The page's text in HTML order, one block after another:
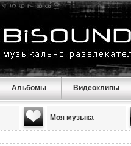
Альбомы Видеоклипы
Моя музыка